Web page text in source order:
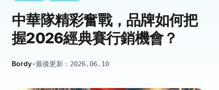
中華隊精彩奮戰，品牌如何把
握2026經典賽行銷機會？
Bordy•最後更新： 2026.06.10